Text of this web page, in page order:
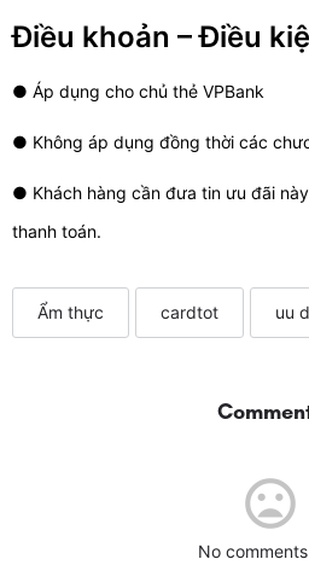
Điều khoản – Điều
● Áp dụng cho chủ thẻ VPBank
● Không áp dụng đồng thời các
● Khách hàng cần đưa tin ưu đãi
thanh toán.
Ẩm thực cardtot uu
No